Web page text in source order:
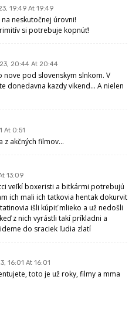
19:49 At 19:49
neskutočnej úrovni!
si potrebuje kopnúť!
20:44 At 20:44
nove pod slovenskym slnkom. V
donedavna kazdy vikend… A nielen
At 0:51
z akčných filmov…
13:09
veľkí boxeristi a bitkármi potrebujú
ich mali ich tatkovia hentak dokurvit
išli kúpiť mlieko a už nedošli
z nich vyrástli takí príkladni a
do sraciek ľudia zlatí
16:01 At 16:01
toto je už roky, filmy a mma